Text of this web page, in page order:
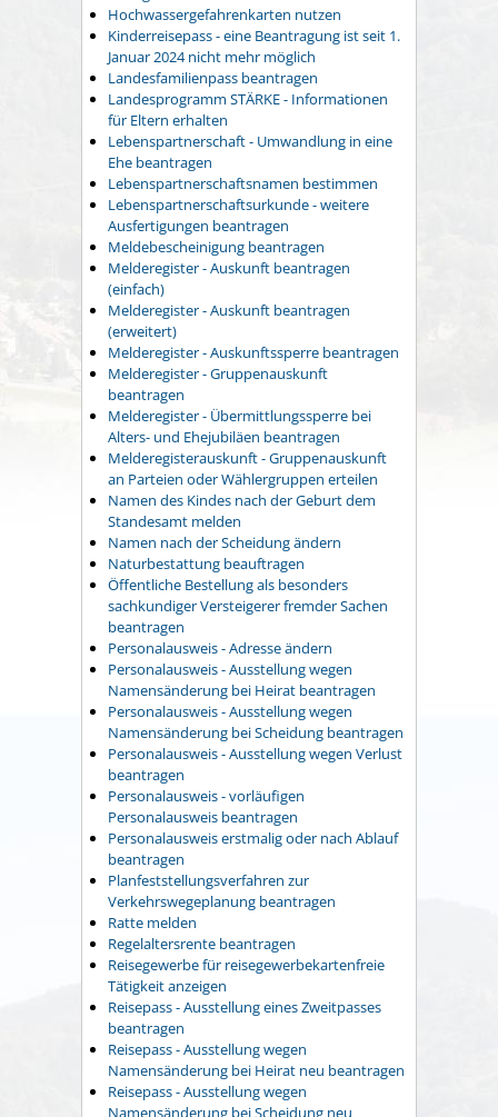
Hochwassergefahrenkarten nutzen
Kinderreisepass - eine Beantragung ist seit 1.
Januar 2024 nicht mehr möglich
Landesfamilienpass beantragen
Landesprogramm STÄRKE - Informationen
für Eltern erhalten
Lebenspartnerschaft - Umwandlung in eine
Ehe beantragen
Lebenspartnerschaftsnamen bestimmen
Lebenspartnerschaftsurkunde - weitere
Ausfertigungen beantragen
Meldebescheinigung beantragen
Melderegister - Auskunft beantragen
(einfach)
Melderegister - Auskunft beantragen
(erweitert)
Melderegister - Auskunftssperre beantragen
Melderegister - Gruppenauskunft
beantragen
Melderegister - Übermittlungssperre bei
Alters- und Ehejubiläen beantragen
Melderegisterauskunft - Gruppenauskunft
an Parteien oder Wählergruppen erteilen
Namen des Kindes nach der Geburt dem
Standesamt melden
Namen nach der Scheidung ändern
Naturbestattung beauftragen
Öffentliche Bestellung als besonders
sachkundiger Versteigerer fremder Sachen
beantragen
Personalausweis - Adresse ändern
Personalausweis - Ausstellung wegen
Namensänderung bei Heirat beantragen
Personalausweis - Ausstellung wegen
Namensänderung bei Scheidung beantragen
Personalausweis - Ausstellung wegen Verlust
beantragen
Personalausweis - vorläufigen
Personalausweis beantragen
Personalausweis erstmalig oder nach Ablauf
beantragen
Planfeststellungsverfahren zur
Verkehrswegeplanung beantragen
Ratte melden
Regelaltersrente beantragen
Reisegewerbe für reisegewerbekartenfreie
Tätigkeit anzeigen
Reisepass - Ausstellung eines Zweitpasses
beantragen
Reisepass - Ausstellung wegen
Namensänderung bei Heirat neu beantragen
Reisepass - Ausstellung wegen
Namensänderung bei Scheidung neu